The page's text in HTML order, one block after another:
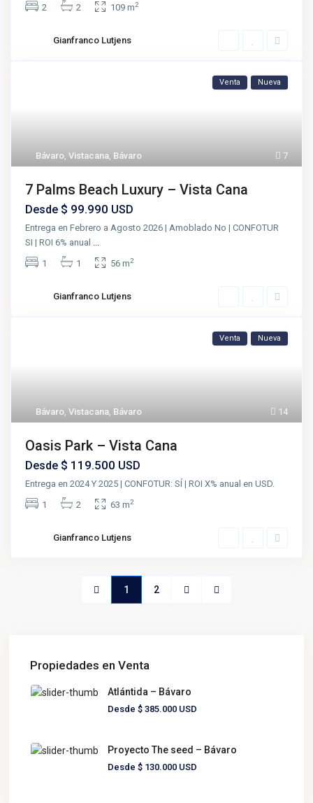
2
2 109 m2
Gianfranco Lutjens
7
Bávaro,Vistacana, Bávaro
Venta Nueva
7 Palms Beach Luxury – Vista Cana
Desde $ 99.990 USD
Entrega en Febrero a Agosto 2026 | Amoblado No | CONFOTUR
SI | ROI 6% anual ...
1
1 56 m2
Gianfranco Lutjens
14
Bávaro,Vistacana, Bávaro
Venta Nueva
Oasis Park – Vista Cana
Desde $ 119.500 USD
Entrega en 2024 Y 2025 | CONFOTUR: SÍ | ROI X% anual en USD.
1
2 63 m2
Gianfranco Lutjens
1 2
Propiedades en Venta
Atlántida – Bávaro
Desde $ 385.000 USD
Proyecto The seed – Bávaro
Desde $ 130.000 USD